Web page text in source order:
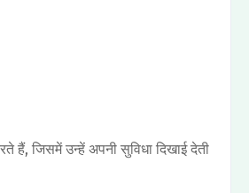
हैं, जिसमें उन्हें अपनी सुविधा दिखाई देती